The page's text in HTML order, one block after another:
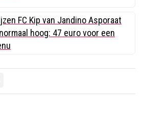
FC Kip van Jandino Asporaat
hoog: 47 euro voor een